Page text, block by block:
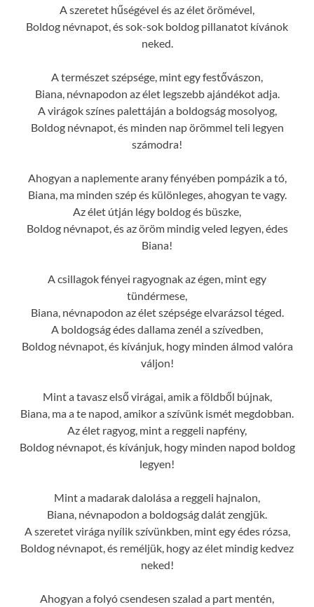
A szeretet hűségével és az élet örömével,
Boldog névnapot, és sok-sok boldog pillanatot kívánok
neked.
A természet szépsége, mint egy festővászon,
Biana, névnapodon az élet legszebb ajándékot adja.
A virágok színes palettáján a boldogság mosolyog,
Boldog névnapot, és minden nap örömmel teli legyen
számodra!
Ahogyan a naplemente arany fényében pompázik a tó,
Biana, ma minden szép és különleges, ahogyan te vagy.
Az élet útján légy boldog és büszke,
Boldog névnapot, és az öröm mindig veled legyen, édes
Biana!
A csillagok fényei ragyognak az égen, mint egy
tündérmese,
Biana, névnapodon az élet szépsége elvarázsol téged.
A boldogság édes dallama zenél a szívedben,
Boldog névnapot, és kívánjuk, hogy minden álmod valóra
váljon!
Mint a tavasz első virágai, amik a földből bújnak,
Biana, ma a te napod, amikor a szívünk ismét megdobban.
Az élet ragyog, mint a reggeli napfény,
Boldog névnapot, és kívánjuk, hogy minden napod boldog
legyen!
Mint a madarak dalolása a reggeli hajnalon,
Biana, névnapodon a boldogság dalát zengjük.
A szeretet virága nyílik szívünkben, mint egy édes rózsa,
Boldog névnapot, és reméljük, hogy az élet mindig kedvez
neked!
Ahogyan a folyó csendesen szalad a part mentén,